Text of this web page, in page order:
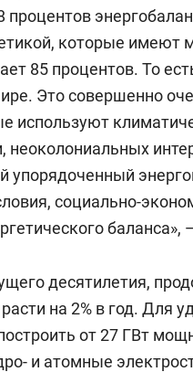
процентов
которые имеют
85 процентов. То
Это совершенно
используют
неоколониальных
упорядоченный
социально-
баланса»,
десятилетия,
на 2% в год. Для
от 27 ГВт
и атомные